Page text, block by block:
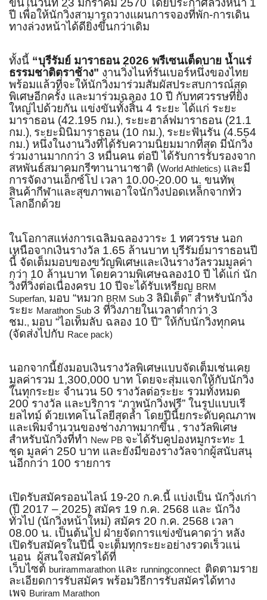
ขึ้นในวันที่ 23 มกราคม 2570 โดยประกาศล่วงหน้า 1
ปี เพื่อให้นักวิ่งสามารถวางแผนการจองที่พัก-การเดิน
ทางล่วงหน้าได้ดียิ่งขึ้นกว่าเดิม
ทั้งนี้ “บุรีรัมย์ มาราธอน 2026 พรีเซนเต็ดบาย น้ำแร่
ธรรมชาติตราช้าง" งานวิ่งไนท์รันเบอร์หนึ่งของไทย
พร้อมแล้วที่จะให้นักวิ่งมาร่วมสัมผัสประสบการณ์สุด
พิเศษอีกครั้ง และมาร่วมฉลอง 10 ปี กับทศวรรษที่ยิ่ง
ใหญ่ไปด้วยกัน แข่งขันทั้งสิ้น 4 ระยะ ได้แก่ ระยะ
มาราธอน (42.195 กม.), ระยะฮาล์ฟมาราธอน (21.1
กม.), ระยะมินิมาราธอน (10 กม.), ระยะฟันรัน (4.554
กม.) หนึ่งในงานวิ่งที่ได้รับความนิยมมากที่สุด มีนักวิ่ง
ร่วมงานมากกว่า 3 หมื่นคน ต่อปี ได้รับการรับรองจาก
สหพันธ์สมาคมกรีฑานานาชาติ (World Athletics) และมี
การจัดงานเอ็กซ์โป เวลา 10.00-20.00 น. ขนทัพ
สินค้ากีฬาและสุขภาพเอาใจนักวิ่งปอดเหล็กจากทั่ว
โลกอีกด้วย
ในโอกาสแห่งการเฉลิมฉลองวาระ 1 ทศวรรษ นอก
เหนือจากเงินรางวัล 1.65 ล้านบาท บุรีรัมย์มาราธอนปี
นี้ จัดเต็มมอบของขวัญพิเศษและเงินรางวัลรวมมูลค่า
กว่า 10 ล้านบาท โดยความพิเศษฉลอง10 ปี ได้แก่ นัก
วิ่งที่วิ่งต่อเนื่องครบ 10 ปีจะได้รับเหรียญ BRM
Superfan, มอบ “หมวก BRM Sub 3 ลิมิเต็ด” สำหรับนักวิ่ง
ระยะ Marathon Sub 3 ที่วิ่งภายในเวลาต่ำกว่า 3
ชม., มอบ “ไอเท็มลับ ฉลอง 10 ปี” ให้กับนักวิ่งทุกคน
(จัดส่งไปกับ Race pack)
นอกจากนี้ยังมอบเงินรางวัลพิเศษแบบจัดเต็มเช่นเคย
มูลค่ารวม 1,300,000 บาท โดยจะสุ่มแจกให้กับนักวิ่ง
ในทุกระยะ จำนวน 50 รางวัลต่อระยะ รวมทั้งหมด
200 รางวัล และบริการ “ภาพนักวิ่งฟรี” ในรูปแบบเรี
ยลไทม์ ด้วยเทคโนโลยีสุดล้ำ โดยปีนี้ยกระดับคุณภาพ
และเพิ่มจำนวนของช่างภาพมากขึ้น , รางวัลพิเศษ
สำหรับนักวิ่งที่ทำ New PB จะได้รับคูปองหมูกระทะ 1
ชุด มูลค่า 250 บาท และยังมีของรางวัลจากผู้สนับสนุ
นอีกกว่า 100 รายการ
เปิดรับสมัครออนไลน์ 19-20 ก.ค.นี้ แบ่งเป็น นักวิ่งเก่า
(ปี 2017 – 2025) สมัคร 19 ก.ค. 2568 และ นักวิ่ง
ทั่วไป (นักวิ่งหน้าใหม่) สมัคร 20 ก.ค. 2568 เวลา
08.00 น. เป็นต้นไป ฝ่ายจัดการแข่งขันคาดว่า หลัง
เปิดรับสมัครในปีนี้ จะเต็มทุกระยะอย่างรวดเร็วแน่
นอน ผู้สนใจสมัครได้ที่
เว็บไซต์ burirammarathon และ runningconnect ติดตามราย
ละเอียดการรับสมัคร พร้อมวิธีการรับสมัครได้ทาง
เพจ Buriram Marathon